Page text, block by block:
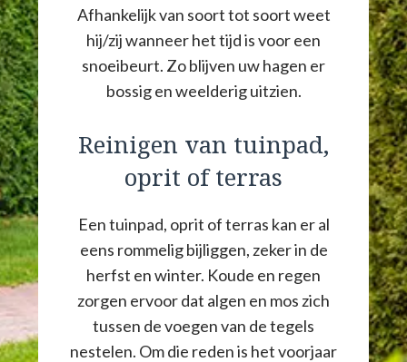
Afhankelijk van soort tot soort weet
hij/zij wanneer het tijd is voor een
snoeibeurt. Zo blijven uw hagen er
bossig en weelderig uitzien.
Reinigen van tuinpad,
oprit of terras
Een tuinpad, oprit of terras kan er al
eens rommelig bijliggen, zeker in de
herfst en winter. Koude en regen
zorgen ervoor dat algen en mos zich
tussen de voegen van de tegels
nestelen. Om die reden is het voorjaar